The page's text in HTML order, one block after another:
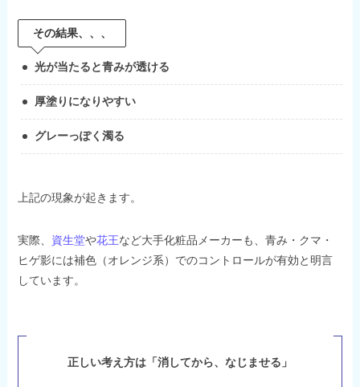
その結果、、、
光が当たると青みが透ける
厚塗りになりやすい
グレーっぽく濁る
上記の現象が起きます。
実際、 資生堂や花王など大手化粧品メーカーも、青み・クマ・
ヒゲ影には補色（オレンジ系）でのコントロールが有効と明言
しています。
正しい考え方は「消してから、なじませる」